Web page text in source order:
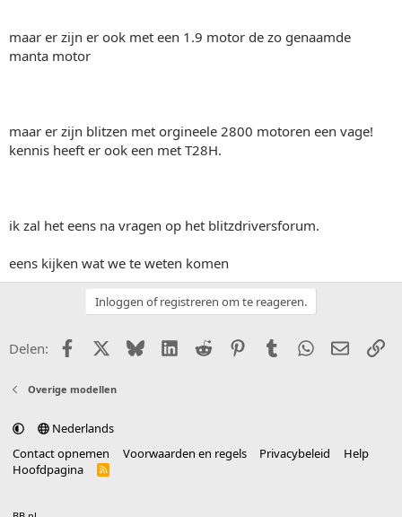
maar er zijn er ook met een 1.9 motor de zo genaamde
manta motor
maar er zijn blitzen met orgineele 2800 motoren een vage!
kennis heeft er ook een met T28H.
ik zal het eens na vragen op het blitzdriversforum.
eens kijken wat we te weten komen
Inloggen of registreren om te reageren.
Delen: FacebookX (Twitter)
BlueskyLinkedIn
Reddit PinterestTumblr WhatsApp
E-mail
Overige modellen
Nederlands
Contact opnemen
Voorwaarden en regels Privacybeleid
Help
Hoofdpagina
R